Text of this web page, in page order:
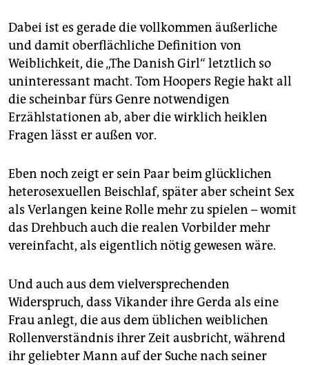
Dabei ist es gerade die vollkommen äußerliche
und damit oberflächliche Definition von
Weiblichkeit, die „The Danish Girl“ letztlich so
uninteressant macht. Tom Hoopers Regie hakt all
die scheinbar fürs Genre notwendigen
Erzählstationen ab, aber die wirklich heiklen
Fragen lässt er außen vor.
Eben noch zeigt er sein Paar beim glücklichen
heterosexuellen Beischlaf, später aber scheint Sex
als Verlangen keine Rolle mehr zu spielen – womit
das Drehbuch auch die realen Vorbilder mehr
vereinfacht, als eigentlich nötig gewesen wäre.
Und auch aus dem vielversprechenden
Widerspruch, dass Vikander ihre Gerda als eine
Frau anlegt, die aus dem üblichen weiblichen
Rollenverständnis ihrer Zeit ausbricht, während
ihr geliebter Mann auf der Suche nach seiner